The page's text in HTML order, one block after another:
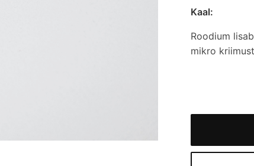
Kaal:
Roodium
mikro